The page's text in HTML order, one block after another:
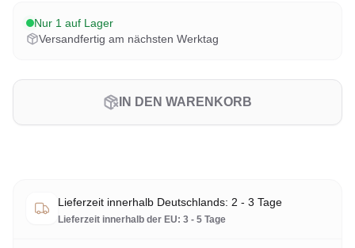
Nur 1 auf Lager
Versandfertig am nächsten Werktag
IN DEN WARENKORB
Lieferzeit innerhalb Deutschlands: 2 - 3 Tage
Lieferzeit innerhalb der EU: 3 - 5 Tage